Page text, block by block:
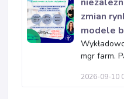
zmian
modele
mgr farm.
2026-09-10